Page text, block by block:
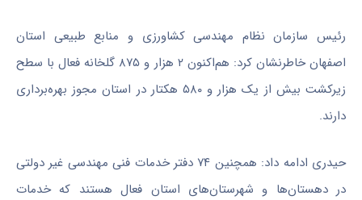
رئیس سازمان نظام مهندسی کشاورزی و منابع طبیعی استان
اصفهان خاطرنشان کرد: هم‌اکنون ۲ هزار و ۸۷۵ گلخانه فعال با سطح
زیرکشت بیش از یک هزار و ۵۸۰ هکتار در استان مجوز بهره‌برداری
دارند.
حیدری ادامه داد: همچنین ۷۴ دفتر خدمات فنی مهندسی غیر دولتی
در دهستان‌ها و شهرستان‌های استان فعال هستند که خدمات